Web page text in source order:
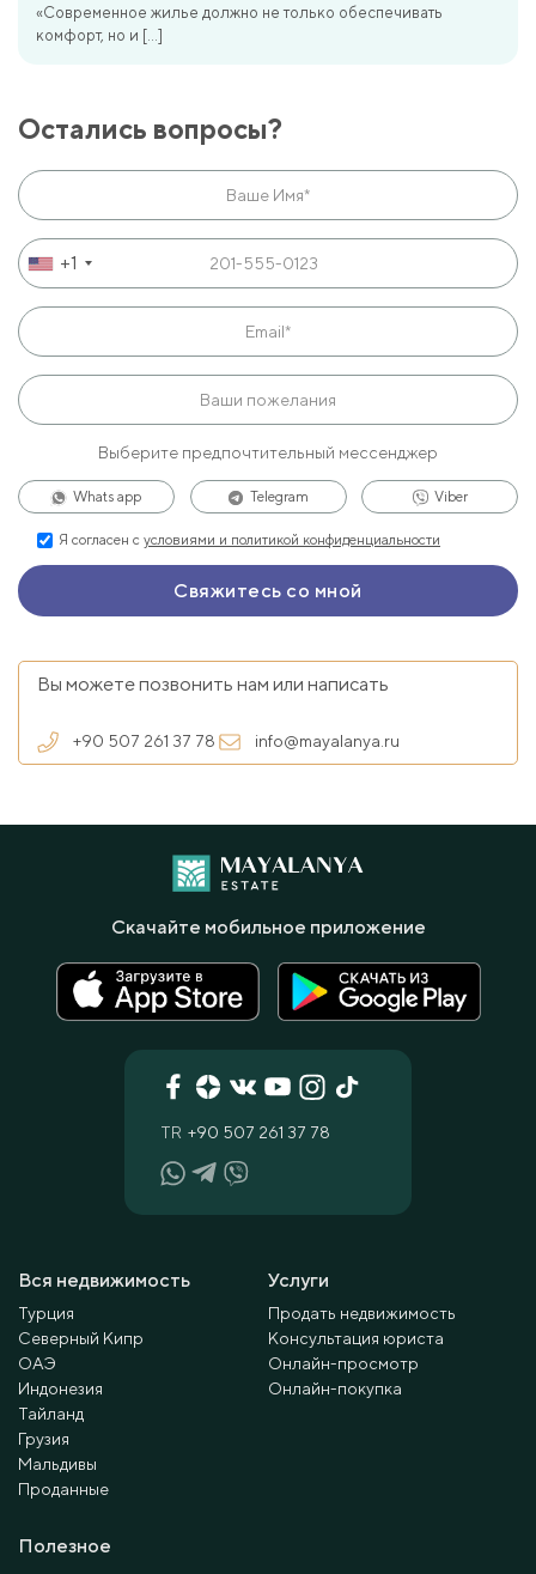
«Современное жилье должно не только обеспечивать
комфорт, но и […]
Остались вопросы?
+1
Выберите предпочтительный мессенджер
Whats app Telegram Viber
Я согласен с условиями и политикой конфиденциальности
Вы можете позвонить нам или написать
+90 507 261 37 78 info@mayalanya.ru
Вся недвижимость
Турция
Северный Кипр
ОАЭ
Индонезия
Тайланд
Грузия
Мальдивы
Проданные
Услуги
Продать недвижимость
Консультация юриста
Онлайн-просмотр
Онлайн-покупка
Полезное
TR +90 507 261 37 78
Скачайте мобильное приложение